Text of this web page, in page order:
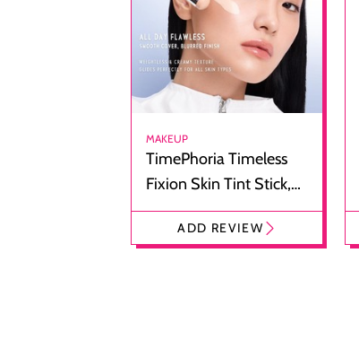
MAKEUP
TimePhoria Timeless
Fixion Skin Tint Stick,
Foundation dan
Concealer 2-in-1
ADD REVIEW